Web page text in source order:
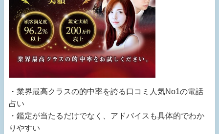
・業界最高クラスの的中率を誇る口コミ人気No1の電話
占い
・鑑定が当たるだけでなく、アドバイスも具体的でわか
りやすい